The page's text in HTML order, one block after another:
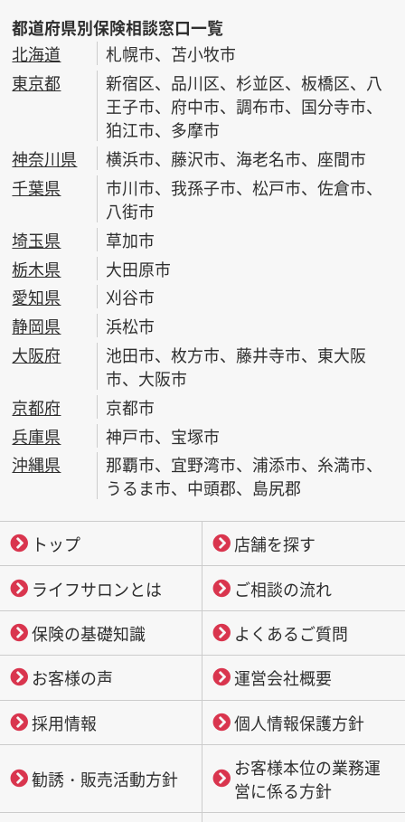
都道府県別保険相談窓口一覧
北海道
札幌市、苫小牧市
東京都
新宿区、品川区、杉並区、板橋区、八
王子市、府中市、調布市、国分寺市、
狛江市、多摩市
神奈川県
横浜市、藤沢市、海老名市、座間市
千葉県
市川市、我孫子市、松戸市、佐倉市、
八街市
埼玉県
草加市
栃木県
大田原市
愛知県
刈谷市
静岡県
浜松市
大阪府
池田市、枚方市、藤井寺市、東大阪
市、大阪市
京都府
京都市
兵庫県
神戸市、宝塚市
沖縄県
那覇市、宜野湾市、浦添市、糸満市、
うるま市、中頭郡、島尻郡
トップ
店舗を探す
ライフサロンとは
ご相談の流れ
保険の基礎知識
よくあるご質問
お客様の声
運営会社概要
採用情報
個人情報保護方針
勧誘・販売活動方針
お客様本位の業務運
営に係る方針